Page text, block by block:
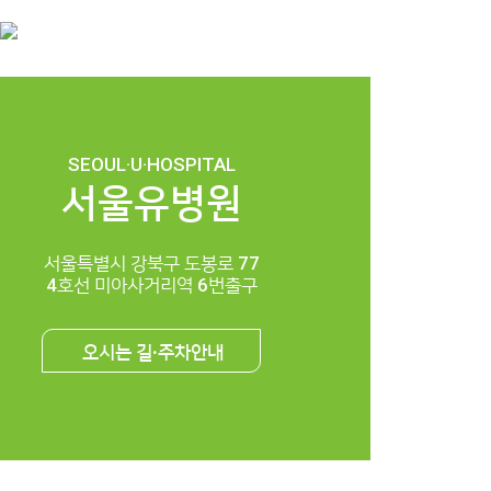
SEOUL·U·HOSPITAL
서울유병원
서울특별시 강북구 도봉로 77
4호선 미아사거리역 6번출구
오시는 길·주차안내